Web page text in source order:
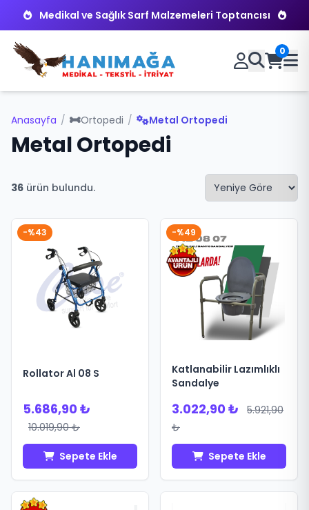
Medikal ve Sağlık Sarf Malzemeleri Toptancısı
0
Anasayfa / Ortopedi / Metal Ortopedi
Metal Ortopedi
36 ürün bulundu.
-%43
Rollator Al 08 S
5.686,90 ₺
10.019,90 ₺
Sepete Ekle
-%49
Katlanabilir Lazımlıklı
Sandalye
3.022,90 ₺
5.921,90
₺
Sepete Ekle